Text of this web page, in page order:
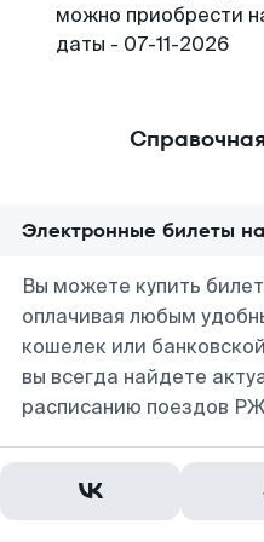
можно приобрести
даты - 07-11-2026
Электронные билеты
Вы можете купить
оплачивая любым
кошелек или
вы всегда найдете
расписанию поездов